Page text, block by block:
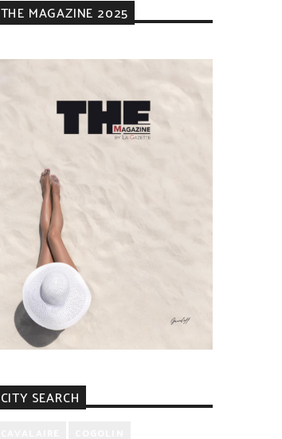
THE MAGAZINE 2025
CITY SEARCH